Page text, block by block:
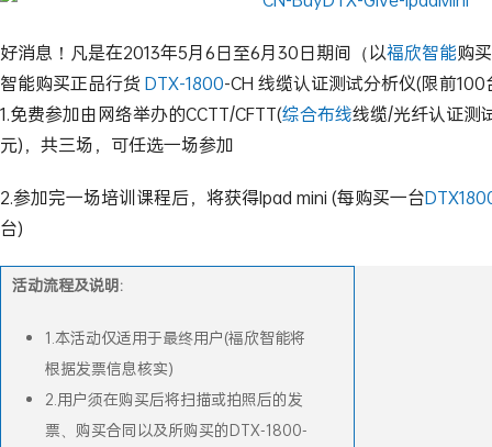
好消息！凡是在2013年5月6日至6月30日期间（以福欣智能购
智能购买正品行货 DTX-1800-CH 线缆认证测试分析仪(限前
1.免费参加由网络举办的CCTT/CFTT(综合布线线缆/光纤认证测
元)，共三场，可任选一场参加
2.参加完一场培训课程后，将获得Ipad mini (每购买一台
台)
活动流程及说明:
1.本活动仅适用于最终用户(福欣智能将
根据发票信息核实)
2.用户须在购买后将扫描或拍照后的发
票、购买合同以及所购买的DTX-1800-